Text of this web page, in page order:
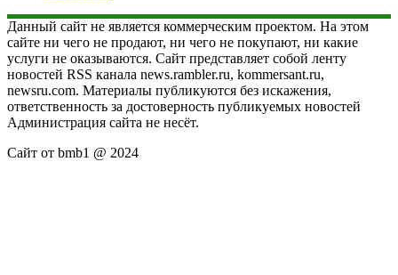
Данный сайт не является коммерческим проектом. На этом
сайте ни чего не продают, ни чего не покупают, ни какие
услуги не оказываются. Сайт представляет собой ленту
новостей RSS канала news.rambler.ru, kommersant.ru,
newsru.com. Материалы публикуются без искажения,
ответственность за достоверность публикуемых новостей
Администрация сайта не несёт.
Сайт от bmb1 @ 2024